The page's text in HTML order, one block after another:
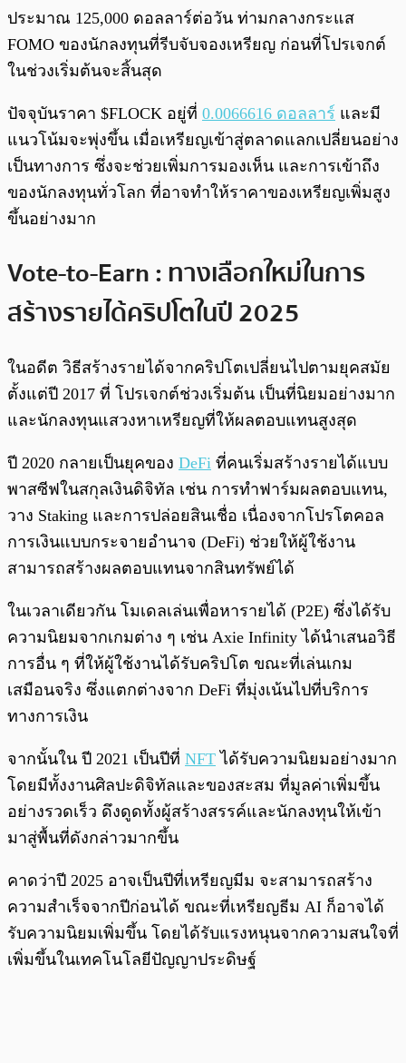
ประมาณ 125,000 ดอลลาร์ต่อวัน ท่ามกลางกระแส
FOMO ของนักลงทุนที่รีบจับจองเหรียญ ก่อนที่โปรเจกต์
ในช่วงเริ่มต้นจะสิ้นสุด
ปัจจุบันราคา $FLOCK อยู่ที่ 0.0066616 ดอลลาร์ และมี
แนวโน้มจะพุ่งขึ้น เมื่อเหรียญเข้าสู่ตลาดแลกเปลี่ยนอย่าง
เป็นทางการ ซึ่งจะช่วยเพิ่มการมองเห็น และการเข้าถึง
ของนักลงทุนทั่วโลก ที่อาจทำให้ราคาของเหรียญเพิ่มสูง
ขึ้นอย่างมาก
Vote-to-Earn : ทางเลือกใหม่ในการ
สร้างรายได้คริปโตในปี 2025
ในอดีต วิธีสร้างรายได้จากคริปโตเปลี่ยนไปตามยุคสมัย
ตั้งแต่ปี 2017 ที่ โปรเจกต์ช่วงเริ่มต้น เป็นที่นิยมอย่างมาก
และนักลงทุนแสวงหาเหรียญที่ให้ผลตอบแทนสูงสุด
ปี 2020 กลายเป็นยุคของ DeFi ที่คนเริ่มสร้างรายได้แบบ
พาสซีฟในสกุลเงินดิจิทัล เช่น การทำฟาร์มผลตอบแทน,
วาง Staking และการปล่อยสินเชื่อ เนื่องจากโปรโตคอล
การเงินแบบกระจายอำนาจ (DeFi) ช่วยให้ผู้ใช้งาน
สามารถสร้างผลตอบแทนจากสินทรัพย์ได้
ในเวลาเดียวกัน โมเดลเล่นเพื่อหารายได้ (P2E) ซึ่งได้รับ
ความนิยมจากเกมต่าง ๆ เช่น Axie Infinity ได้นำเสนอวิธี
การอื่น ๆ ที่ให้ผู้ใช้งานได้รับคริปโต ขณะที่เล่นเกม
เสมือนจริง ซึ่งแตกต่างจาก DeFi ที่มุ่งเน้นไปที่บริการ
ทางการเงิน
จากนั้นใน ปี 2021 เป็นปีที่ NFT ได้รับความนิยมอย่างมาก
โดยมีทั้งงานศิลปะดิจิทัลและของสะสม ที่มูลค่าเพิ่มขึ้น
อย่างรวดเร็ว ดึงดูดทั้งผู้สร้างสรรค์และนักลงทุนให้เข้า
มาสู่พื้นที่ดังกล่าวมากขึ้น
คาดว่าปี 2025 อาจเป็นปีที่เหรียญมีม จะสามารถสร้าง
ความสำเร็จจากปีก่อนได้ ขณะที่เหรียญธีม AI ก็อาจได้
รับความนิยมเพิ่มขึ้น โดยได้รับแรงหนุนจากความสนใจที่
เพิ่มขึ้นในเทคโนโลยีปัญญาประดิษฐ์